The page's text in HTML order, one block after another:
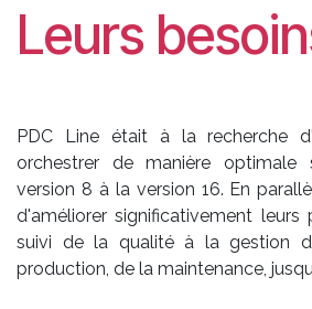
Leurs
PDC Line était à la recherche
orchestrer de manière
version 8 à la version 16. En
d'améliorer significativement leurs
suivi de la qualité à la gestion
production, de la maintenance,